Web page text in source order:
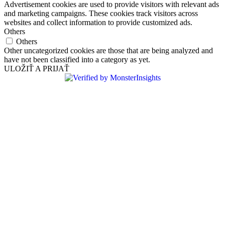
Advertisement cookies are used to provide visitors with relevant ads
and marketing campaigns. These cookies track visitors across
websites and collect information to provide customized ads.
Others
Others
Other uncategorized cookies are those that are being analyzed and
have not been classified into a category as yet.
ULOŽIŤ A PRIJAŤ